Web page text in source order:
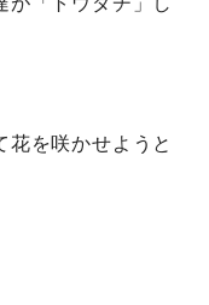
花を咲かせようと